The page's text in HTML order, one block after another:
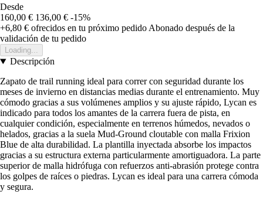
Desde
160,00 € 136,00 € -15%
+6,80 € ofrecidos en tu próximo pedido Abonado después de la
validación de tu pedido
Loading...
Descripción
Zapato de trail running ideal para correr con seguridad durante los
meses de invierno en distancias medias durante el entrenamiento. Muy
cómodo gracias a sus volúmenes amplios y su ajuste rápido, Lycan es
indicado para todos los amantes de la carrera fuera de pista, en
cualquier condición, especialmente en terrenos húmedos, nevados o
helados, gracias a la suela Mud-Ground cloutable con malla Frixion
Blue de alta durabilidad. La plantilla inyectada absorbe los impactos
gracias a su estructura externa particularmente amortiguadora. La parte
superior de malla hidrófuga con refuerzos anti-abrasión protege contra
los golpes de raíces o piedras. Lycan es ideal para una carrera cómoda
y segura.